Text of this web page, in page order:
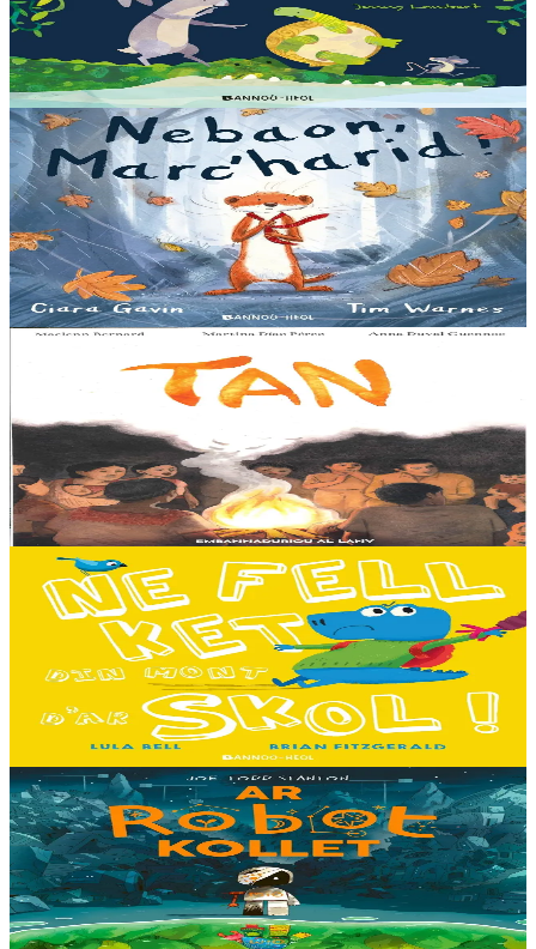
Qui sait quelles bêtes rôdent dans les marais quand la nuit tombe...
Pas les crocodiles en tout cas, Souris en est persuadée ! Ses amis ont
un doute : à quoi ça...
En stock13,00 €
3 ans et plus
Bannoù-heol
A little bit worried
Pris dans une violente tempête, Marc'harid construit une forteresse
pour s'y réfugier. Mais elle y rencontre Lagadeg, qui adore jouer
dans le vent et patauger sous la pluie....
En stock13,00 €
8 ans et plus
Tout en haut des vertes collines, là où les montagnes se couvrent du
brouillard des matinées feutrées, est perché le petit village maya de
Sakamch'en....
En stock11,00 €
3 ans et plus
Bannoù-heol
I don't want to go to school!
C'est le premier jour d'école des Souris et des Dinosaures. Ils n'ont
pas envie d'y aller. Mais quand les cours commencent, une très
grande surprise les attend…...
13,00 €
8 ans et plus
Timilenn
The Lost Robot
Au cœur d’une décharge, un petit robot brisé s’éveille. Il ne se
souvient plus d’où il vient ni depuis combien de temps il est là, mais
il sait qu’il n’est pas à sa place....